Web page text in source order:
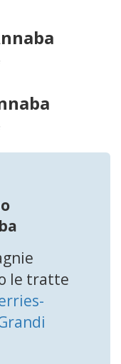
le tratte